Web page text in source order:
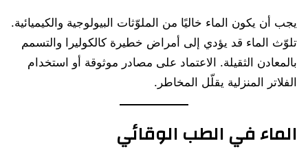
يجب أن يكون الماء خاليًا من الملوّثات البيولوجية والكيميائية.
تلوّث الماء قد يؤدي إلى أمراض خطيرة كالكوليرا والتسمم
بالمعادن الثقيلة. الاعتماد على مصادر موثوقة أو استخدام
الفلاتر المنزلية يقلّل المخاطر.
الماء في الطب الوقائي